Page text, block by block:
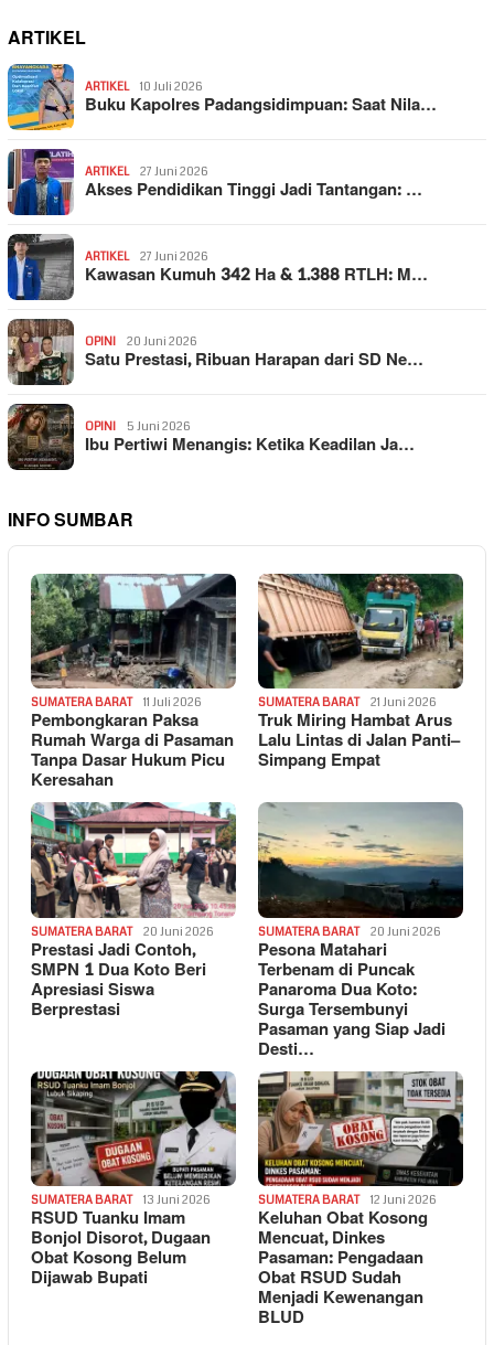
ARTIKEL
ARTIKEL 10 Juli 2026
Buku Kapolres Padangsidimpuan: Saat Nila…
ARTIKEL 27 Juni 2026
Akses Pendidikan Tinggi Jadi Tantangan: …
ARTIKEL 27 Juni 2026
Kawasan Kumuh 342 Ha & 1.388 RTLH: M…
OPINI 20 Juni 2026
Satu Prestasi, Ribuan Harapan dari SD Ne…
OPINI 5 Juni 2026
Ibu Pertiwi Menangis: Ketika Keadilan Ja…
INFO SUMBAR
SUMATERA BARAT 11 Juli 2026
Pembongkaran Paksa
Rumah Warga di Pasaman
Tanpa Dasar Hukum Picu
Keresahan
SUMATERA BARAT 21 Juni 2026
Truk Miring Hambat Arus
Lalu Lintas di Jalan Panti–
Simpang Empat
SUMATERA BARAT 20 Juni 2026
Prestasi Jadi Contoh,
SMPN 1 Dua Koto Beri
Apresiasi Siswa
Berprestasi
SUMATERA BARAT 20 Juni 2026
Pesona Matahari
Terbenam di Puncak
Panaroma Dua Koto:
Surga Tersembunyi
Pasaman yang Siap Jadi
Desti…
SUMATERA BARAT 13 Juni 2026
RSUD Tuanku Imam
Bonjol Disorot, Dugaan
Obat Kosong Belum
Dijawab Bupati
SUMATERA BARAT 12 Juni 2026
Keluhan Obat Kosong
Mencuat, Dinkes
Pasaman: Pengadaan
Obat RSUD Sudah
Menjadi Kewenangan
BLUD